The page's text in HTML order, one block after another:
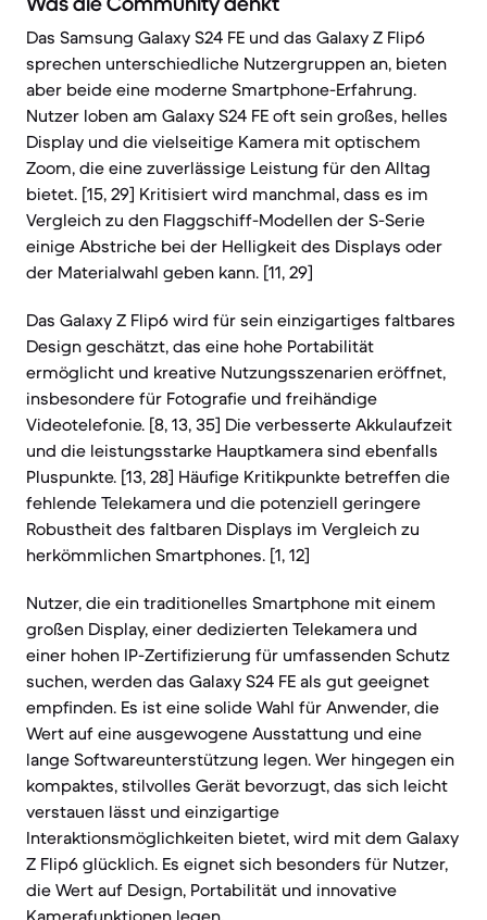
Das Samsung Galaxy S24 FE und das Galaxy Z Flip6
sprechen unterschiedliche Nutzergruppen an, bieten
aber beide eine moderne Smartphone-Erfahrung.
Nutzer loben am Galaxy S24 FE oft sein großes, helles
Display und die vielseitige Kamera mit optischem
Zoom, die eine zuverlässige Leistung für den Alltag
bietet. [15, 29] Kritisiert wird manchmal, dass es im
Vergleich zu den Flaggschiff-Modellen der S-Serie
einige Abstriche bei der Helligkeit des Displays oder
der Materialwahl geben kann. [11, 29]
Das Galaxy Z Flip6 wird für sein einzigartiges faltbares
Design geschätzt, das eine hohe Portabilität
ermöglicht und kreative Nutzungsszenarien eröffnet,
insbesondere für Fotografie und freihändige
Videotelefonie. [8, 13, 35] Die verbesserte Akkulaufzeit
und die leistungsstarke Hauptkamera sind ebenfalls
Pluspunkte. [13, 28] Häufige Kritikpunkte betreffen die
fehlende Telekamera und die potenziell geringere
Robustheit des faltbaren Displays im Vergleich zu
herkömmlichen Smartphones. [1, 12]
Nutzer, die ein traditionelles Smartphone mit einem
großen Display, einer dedizierten Telekamera und
einer hohen IP-Zertifizierung für umfassenden Schutz
suchen, werden das Galaxy S24 FE als gut geeignet
empfinden. Es ist eine solide Wahl für Anwender, die
Wert auf eine ausgewogene Ausstattung und eine
lange Softwareunterstützung legen. Wer hingegen ein
kompaktes, stilvolles Gerät bevorzugt, das sich leicht
verstauen lässt und einzigartige
Interaktionsmöglichkeiten bietet, wird mit dem Galaxy
Z Flip6 glücklich. Es eignet sich besonders für Nutzer,
die Wert auf Design, Portabilität und innovative
Kamerafunktionen legen.